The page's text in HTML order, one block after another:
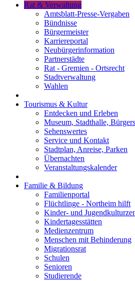
Rat & Verwaltung
Amtsblatt-Presse-Vergaben
Bündnisse
Bürgermeister
Karriereportal
Neubürgerinformation
Partnerstädte
Rat - Gremien - Ortsrecht
Stadtverwaltung
Wahlen
Tourismus & Kultur
Entdecken und Erleben
Museum, Stadthalle,
Sehenswertes
Service und Kontakt
Stadtplan, Anreise, Parken
Übernachten
Veranstaltungskalender
Familie & Bildung
Familienportal
Flüchtlinge - Northeim hilft
Kinder- und
Kindertagesstätten
Medienzentrum
Menschen mit Behinderung
Migrationsrat
Schulen
Senioren
Studierende